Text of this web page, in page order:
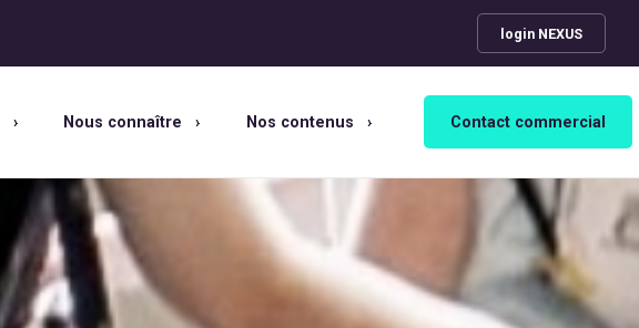
login NEXUS
Nous connaître Nos contenus Contact commercial